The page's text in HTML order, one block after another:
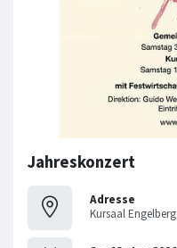
Jahreskonzert
Adresse
Kursaal Engelberg